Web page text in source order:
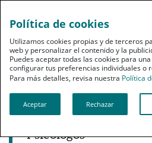
Noticias destacadas
PSN, premiada por el
Psicólogos
Política de cookies
Utilizamos cookies propias y de terceros
web y personalizar el contenido y la
Puedes aceptar todas las cookies para
configurar tus preferencias individuales o
Para más detalles, revisa nuestra Política
Aceptar Rechazar